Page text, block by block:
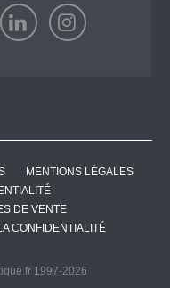
MENTIONS LÉGALES
DE VENTE
CONFIDENTIALITÉ
1997-2026